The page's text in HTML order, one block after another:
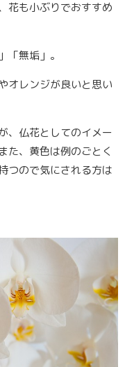
花も小ぶりでおすすめ
「無垢」。
オレンジが良いと思い
、仏花としてのイメー
た、黄色は例のごとく
つので気にされる方は